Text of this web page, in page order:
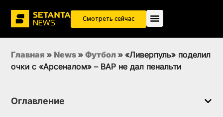
Смотреть сейчас
Главная » News » Футбол » «Ливерпуль» поделил
очки с «Арсеналом» – ВАР не дал пенальти
Оглавление